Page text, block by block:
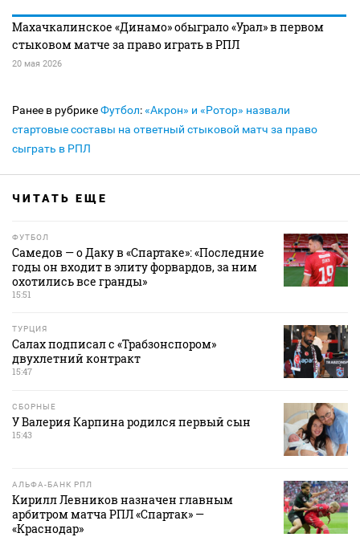
Махачкалинское «Динамо» обыграло «Урал» в первом
стыковом матче за право играть в РПЛ
20 мая 2026
Ранее в рубрикеФутбол:«Акрон» и «Ротор» назвали
стартовые составы на ответный стыковой матч за право
сыграть в РПЛ
ЧИТАТЬ ЕЩЕ
ФУТБОЛ
Самедов — о Даку в «Спартаке»: «Последние
годы он входит в элиту форвардов, за ним
охотились все гранды»
15:51
ТУРЦИЯ
Салах подписал с «Трабзонспором»
двухлетний контракт
15:47
СБОРНЫЕ
У Валерия Карпина родился первый сын
15:43
АЛЬФА-БАНК РПЛ
Кирилл Левников назначен главным
арбитром матча РПЛ «Спартак» —
«Краснодар»